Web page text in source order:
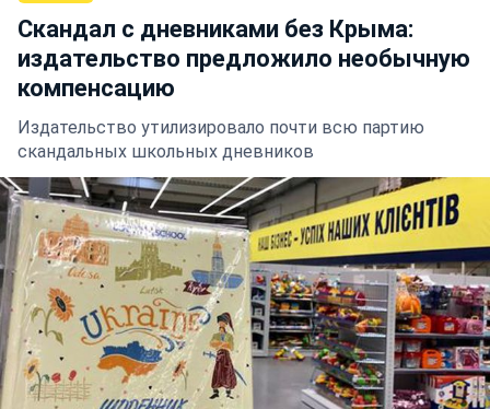
Скандал с дневниками без Крыма:
издательство предложило необычную
компенсацию
Издательство утилизировало почти всю партию
скандальных школьных дневников